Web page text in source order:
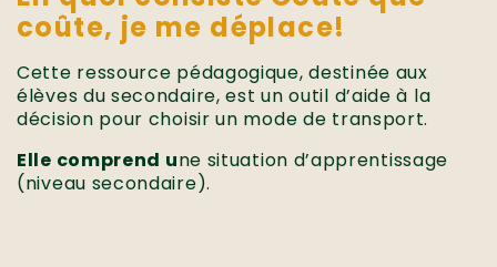
coûte, je me déplace!
Cette ressource pédagogique, destinée aux
élèves du secondaire, est un outil d’aide à la
décision pour choisir un mode de transport.
Elle comprend une situation d’apprentissage
(niveau secondaire).